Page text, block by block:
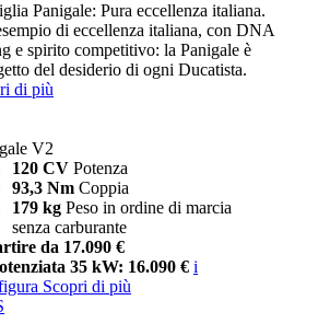
Panigale: Pura eccellenza italiana.
di eccellenza italiana, con DNA
e spirito competitivo: la Panigale è
del desiderio di ogni Ducatista.
di più
V2
120 CV Potenza
93,3 Nm Coppia
179 kg Peso in ordine di marcia
senza carburante
da 17.090 €
35 kW: 16.090 € i
Scopri di più